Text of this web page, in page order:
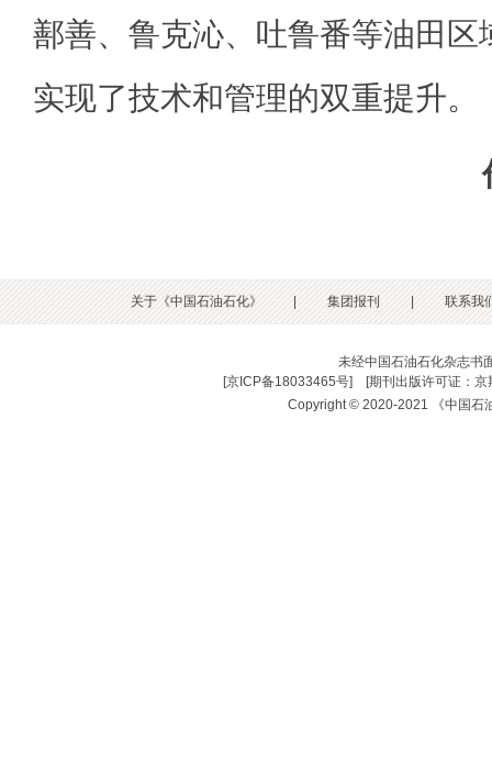
鄯善、鲁克沁、吐鲁番等油田区
实现了技术和管理的双重提升。
关于《中国石油石化》 | 集团报刊 | 联系我
未经中国石油石化杂志书
[京ICP备18033465号] [期刊出版许可证：
Copyright © 2020-2021 《中国石